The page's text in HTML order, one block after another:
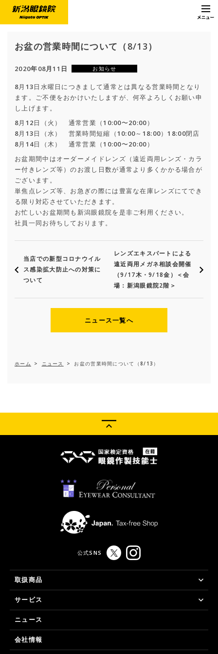
お盆の営業時間について（8/13）
2020年08月11日 お知らせ
8月13日水曜日につきまして通常とは異なる営業時間となり
ます。ご不便をおかけいたしますが、何卒よろしくお願い申
し上げます。
8月12日（火） 通常営業（10:00〜20:00）
8月13日（水） 営業時間短縮（10:00～18:00）18:00閉店
8月14日（木） 通常営業（10:00〜20:00）
お盆期間中はオーダーメイドレンズ（遠近両用レンズ・カラ
ー付きレンズ等）のお渡し日数が通常より多くかかる場合が
ございます。
単焦点レンズ等、お急ぎの際には豊富な在庫レンズにてでき
る限り対応させていただきます。
お忙しいお盆期間も新潟眼鏡院を是非ご利用ください。
社員一同お待ちしております。
当店での新型コロナウイル
ス感染拡大防止への対策に
ついて
レンズエキスパートによる
遠近両用メガネ相談会開催
（9/17木・9/18金）＜会
場：新潟眼鏡院2階＞
ニュース一覧へ
ホーム > ニュース > お盆の営業時間について（8/13）
公式SNS
取扱商品
サービス
ニュース
会社情報